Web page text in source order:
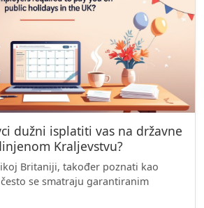
dužni isplatiti vas na državne
Kraljevstvu?
Britaniji, također poznati kao
se smatraju garantiranim